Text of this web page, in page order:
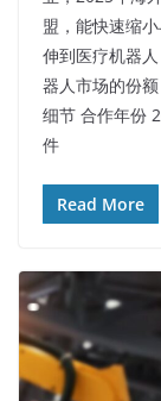
盟，能快速缩
伸到医疗机器
器人市场的份
细节 合作年份
件
Read More